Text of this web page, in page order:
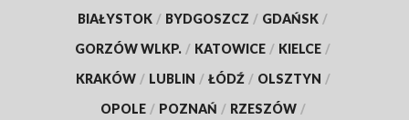
BIAŁYSTOK / BYDGOSZCZ / GDAŃSK /
GORZÓW WLKP. / KATOWICE / KIELCE /
KRAKÓW / LUBLIN / ŁÓDŹ / OLSZTYN /
OPOLE / POZNAŃ / RZESZÓW /